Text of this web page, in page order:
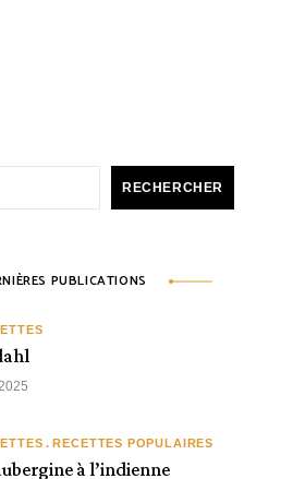
RECHERCHER
PUBLICATIONS
RECETTES POPULAIRES
à l’indienne